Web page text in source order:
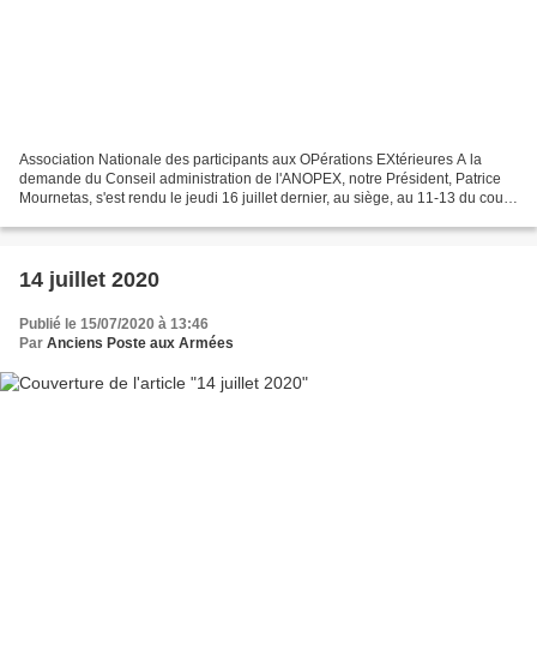
Association Nationale des participants aux OPérations EXtérieures A la
demande du Conseil administration de l'ANOPEX, notre Président, Patrice
Mournetas, s'est rendu le jeudi 16 juillet dernier, au siège, au 11-13 du cours
14 juillet 2020
Publié le 15/07/2020 à 13:46
Par Anciens Poste aux Armées